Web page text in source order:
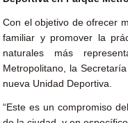
Con el objetivo de ofrecer
familiar y promover la
naturales más
Metropolitano, la
nueva Unidad Deportiva.
“Este es un compromiso